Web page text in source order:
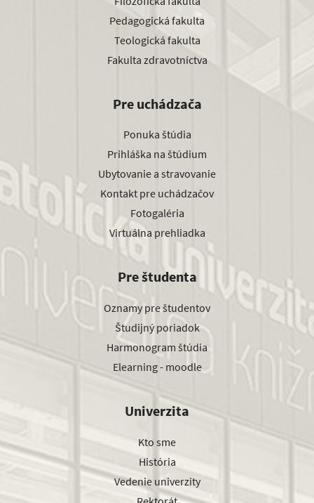
Pedagogická fakulta
Teologická fakulta
Fakulta zdravotníctva
Pre uchádzača
Ponuka štúdia
Prihláška na štúdium
Ubytovanie a stravovanie
Kontakt pre uchádzačov
Fotogaléria
Virtuálna prehliadka
Pre študenta
Oznamy pre študentov
Študijný poriadok
Harmonogram štúdia
Elearning - moodle
Univerzita
Kto sme
História
Vedenie univerzity